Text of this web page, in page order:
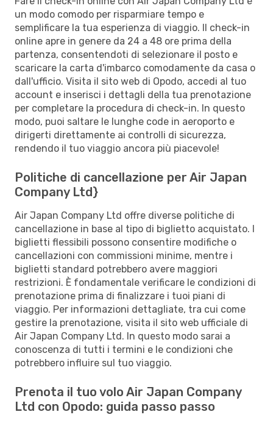
un modo comodo per risparmiare tempo e
semplificare la tua esperienza di viaggio. Il check-in
online apre in genere da 24 a 48 ore prima della
partenza, consentendoti di selezionare il posto e
scaricare la carta d'imbarco comodamente da casa o
dall'ufficio. Visita il sito web di Opodo, accedi al tuo
account e inserisci i dettagli della tua prenotazione
per completare la procedura di check-in. In questo
modo, puoi saltare le lunghe code in aeroporto e
dirigerti direttamente ai controlli di sicurezza,
rendendo il tuo viaggio ancora più piacevole!
Politiche di cancellazione per Air Japan
Company Ltd}
Air Japan Company Ltd offre diverse politiche di
cancellazione in base al tipo di biglietto acquistato. I
biglietti flessibili possono consentire modifiche o
cancellazioni con commissioni minime, mentre i
biglietti standard potrebbero avere maggiori
restrizioni. È fondamentale verificare le condizioni di
prenotazione prima di finalizzare i tuoi piani di
viaggio. Per informazioni dettagliate, tra cui come
gestire la prenotazione, visita il sito web ufficiale di
Air Japan Company Ltd. In questo modo sarai a
conoscenza di tutti i termini e le condizioni che
potrebbero influire sul tuo viaggio.
Prenota il tuo volo Air Japan Company
Ltd con Opodo: guida passo passo